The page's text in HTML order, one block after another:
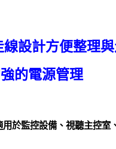
設計方便整理
的電源管理
於監控設備、視聽主控